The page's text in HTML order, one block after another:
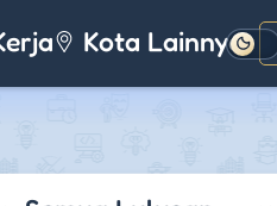
Kota LainnyaGelap